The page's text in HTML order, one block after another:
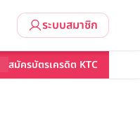
ระบบสมาชิก
สมัครบัตรเครดิต KTC